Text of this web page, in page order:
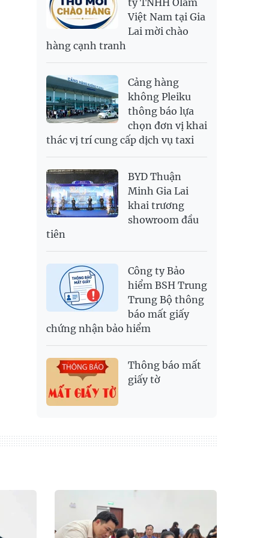
SAR
6,945.42
7,244.36
2,702.79
2,817.41
SGD
USD
26,000 26,030 26,410
ty TNHH Olam
Việt Nam tại Gia
Lai mời chào
hàng cạnh tranh
Cảng hàng
không Pleiku
thông báo lựa
chọn đơn vị khai
thác vị trí cung cấp dịch vụ taxi
BYD Thuận
Minh Gia Lai
khai trương
showroom đầu
tiên
Công ty Bảo
hiểm BSH Trung
Trung Bộ thông
báo mất giấy
chứng nhận bảo hiểm
Thông báo mất
giấy tờ